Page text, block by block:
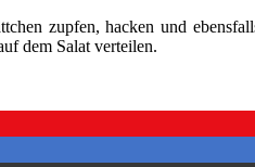
zupfen, hacken und
dem Salat verteilen.